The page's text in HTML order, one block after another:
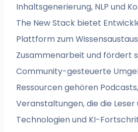
Inhaltsgenerierung, NLP und
The New Stack bietet
Plattform zum
Zusammenarbeit und fördert
Community-gesteuerte
Ressourcen gehören
Veranstaltungen, die die
Technologien und KI-